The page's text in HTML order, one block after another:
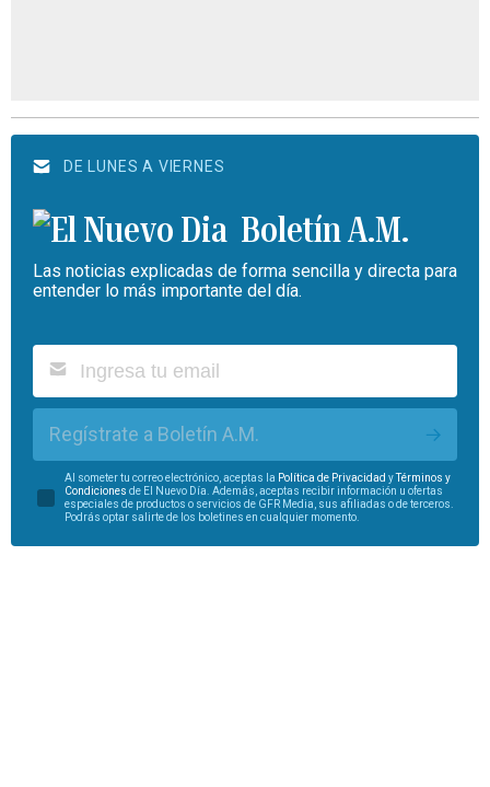
DE LUNES A VIERNES
Boletín A.M.
Las noticias explicadas de forma sencilla y directa para
entender lo más importante del día.
Regístrate a Boletín A.M.
Al someter tu correo electrónico, aceptas la Política de Privacidad yTérminos y
Condiciones de El Nuevo Día. Además, aceptas recibir información u ofertas
especiales de productos o servicios de GFR Media, sus afiliadas o de terceros.
Podrás optar salirte de los boletines en cualquier momento.